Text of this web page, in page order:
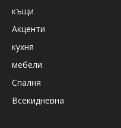
къщи
Акценти
кухня
мебели
Спалня
Всекидневна